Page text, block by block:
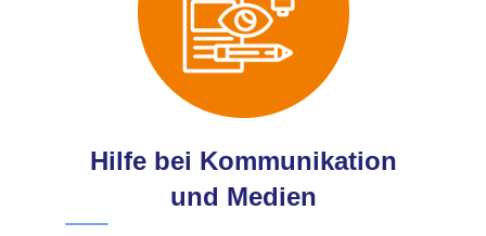
Hilfe bei Kommunikation
und Medien